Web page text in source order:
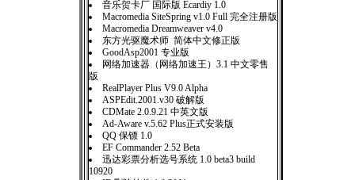
音乐贺卡厂 国际版 Ecardiy 1.0
Macromedia SiteSpring v1.0 Full 完全注册版
Macromedia Dreamweaver v4.0
东方光驱魔术师 简体中文修正版
GoodAsp2001 专业版
网络加速器（网络加速王）3.1 中文零售
版
RealPlayer Plus V9.0 Alpha
ASPEdit.2001.v30 破解版
CDMate 2.0.9.21 中英文版
Ad-Aware v.5.62 Plus正式安装版
QQ 保镖 1.0
EF Commander 2.52 Beta
迅达彩票分析选号系统 1.0 beta3 build
10920